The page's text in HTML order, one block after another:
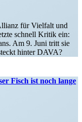
für Vielfalt und
schnell Kritik ein:
Am 9. Juni tritt sie
hinter DAVA?
Fisch ist noch lange